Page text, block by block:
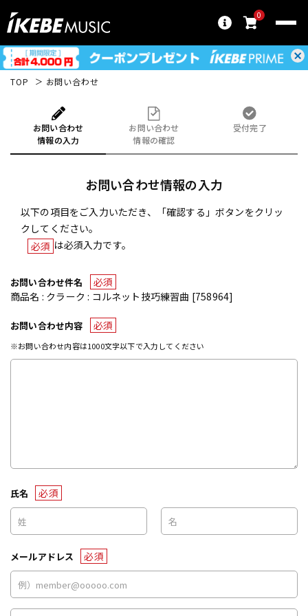
0
TOP お問い合わせ
お問い合わせ
情報の入力
お問い合わせ
情報の確認
受付完了
お問い合わせ情報の入力
以下の項目をご入力いただき、「確認する」ボタンをクリッ
クしてください。
必須 は必須入力です。
お問い合わせ件名
必須
商品名 : クラーク : コルネット技巧練習曲 [758964]
お問い合わせ内容 必須
※お問い合わせ内容は1000文字以下で入力してください
氏名 必須
メールアドレス 必須